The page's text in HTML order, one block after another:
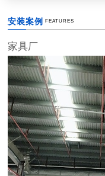
安装案例 FEATURES
家具厂